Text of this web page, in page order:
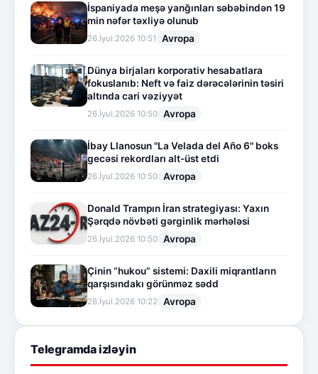
İspaniyada meşə yanğınları səbəbindən 19
min nəfər təxliyə olunub
26.İyul.2026 10:51 Avropa
Dünya birjaları korporativ hesabatlara
fokuslanıb: Neft və faiz dərəcələrinin təsiri
altında cari vəziyyət
26.İyul.2026 10:50 Avropa
İbay Llanosun "La Velada del Año 6" boks
gecəsi rekordları alt-üst etdi
26.İyul.2026 10:50 Avropa
Donald Trampın İran strategiyası: Yaxın
Şərqdə növbəti gərginlik mərhələsi
26.İyul.2026 10:50 Avropa
Çinin “hukou” sistemi: Daxili miqrantların
qarşısındakı görünməz sədd
26.İyul.2026 10:22 Avropa
Telegramda izləyin